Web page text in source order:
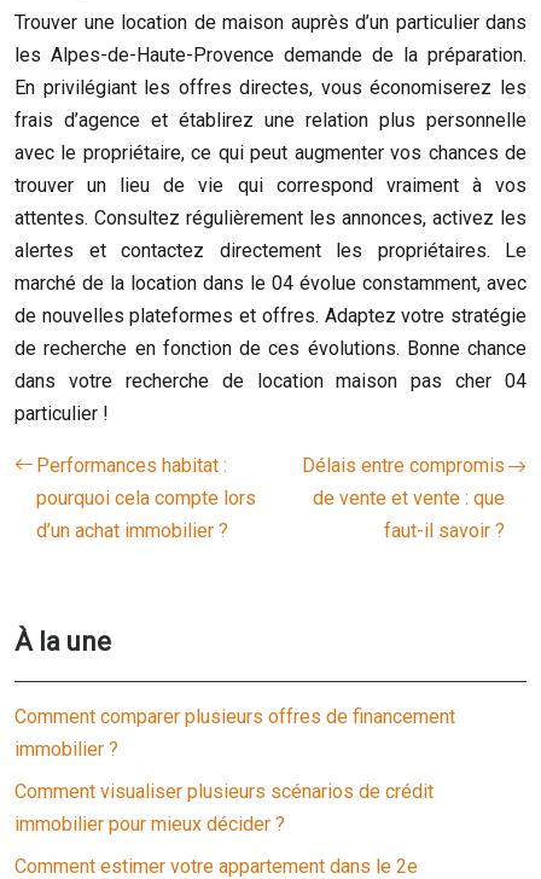
Trouver une location de maison auprès d’un particulier dans
les Alpes-de-Haute-Provence demande de la préparation.
En privilégiant les offres directes, vous économiserez les
frais d’agence et établirez une relation plus personnelle
avec le propriétaire, ce qui peut augmenter vos chances de
trouver un lieu de vie qui correspond vraiment à vos
attentes. Consultez régulièrement les annonces, activez les
alertes et contactez directement les propriétaires. Le
marché de la location dans le 04 évolue constamment, avec
de nouvelles plateformes et offres. Adaptez votre stratégie
de recherche en fonction de ces évolutions. Bonne chance
dans votre recherche de location maison pas cher 04
particulier !
Performances habitat :
pourquoi cela compte lors
d’un achat immobilier ?
Délais entre compromis
de vente et vente : que
faut-il savoir ?
À la une
Comment comparer plusieurs offres de financement
immobilier ?
Comment visualiser plusieurs scénarios de crédit
immobilier pour mieux décider ?
Comment estimer votre appartement dans le 2e